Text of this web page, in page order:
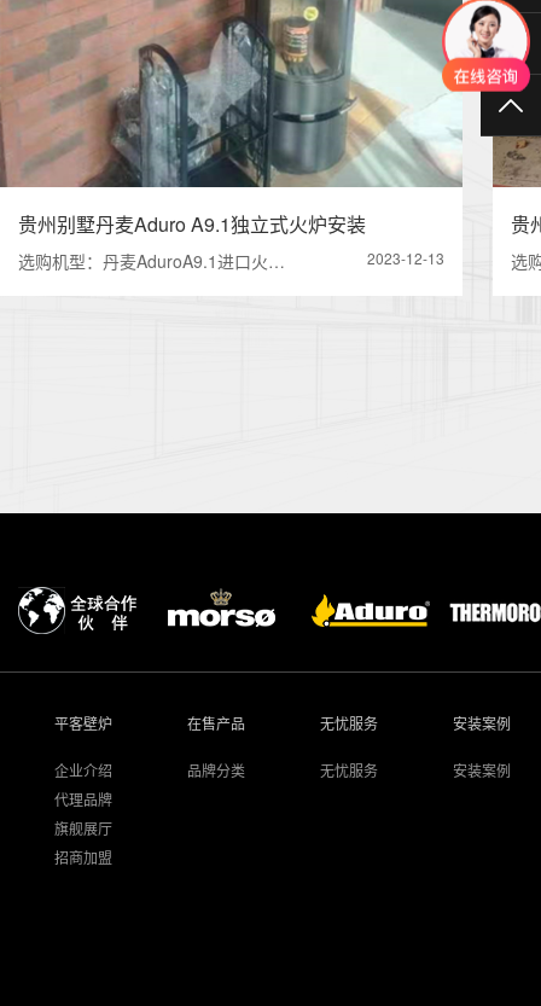
贵州别墅丹麦Aduro A9.1独立式火炉安装
选购机型：丹麦AduroA9.1进口火… 2023-12-13
贵
选
平客壁炉
企业介绍
代理品牌
旗舰展厅
招商加盟
在售产品
品牌分类
无忧服务
无忧服务
安装案例
安装案例